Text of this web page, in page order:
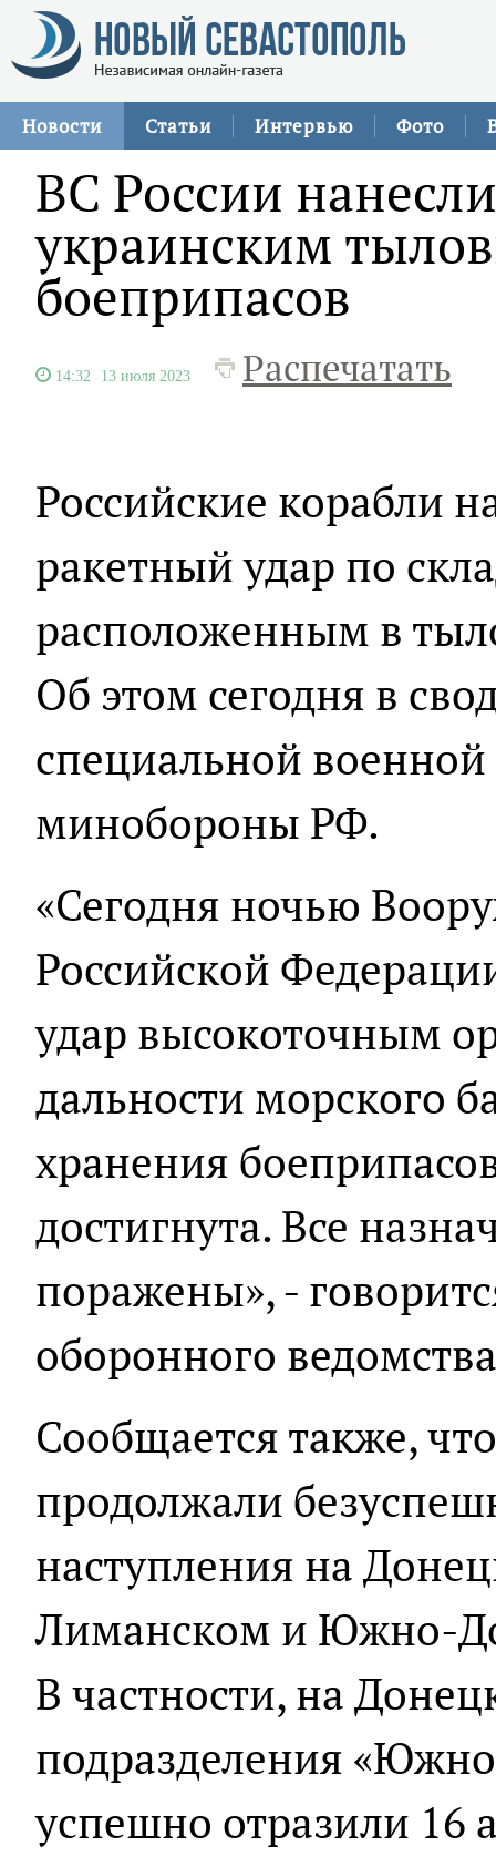
Новости Статьи Интервью Фото
ВС России
украинским
боеприпасов
14:32 13 июля 2023 Распечатать
Российские корабли
ракетный удар по
расположенным в
Об этом сегодня в
специальной
минобороны РФ.
«Сегодня ночью
Российской
удар высокоточным
дальности морского
хранения
достигнута. Все
поражены», -
оборонного
Сообщается также,
продолжали
наступления на
Лиманском и Южно-
В частности, на
подразделения
успешно отразили 16